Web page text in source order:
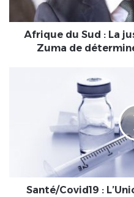
Jacob
ZumaAfrique du Sud : La
Zuma de
fabrication
Santé/Covid19 :